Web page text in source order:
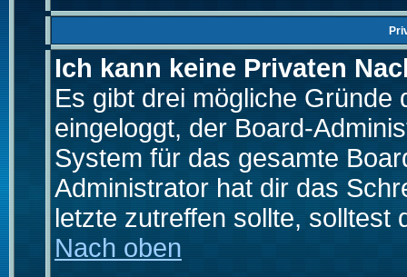
Ich kann keine Privaten
Es gibt drei mögliche Gründe
eingeloggt, der Board-
System für das gesamte
Administrator hat dir das
letzte zutreffen sollte, solltest
Nach oben